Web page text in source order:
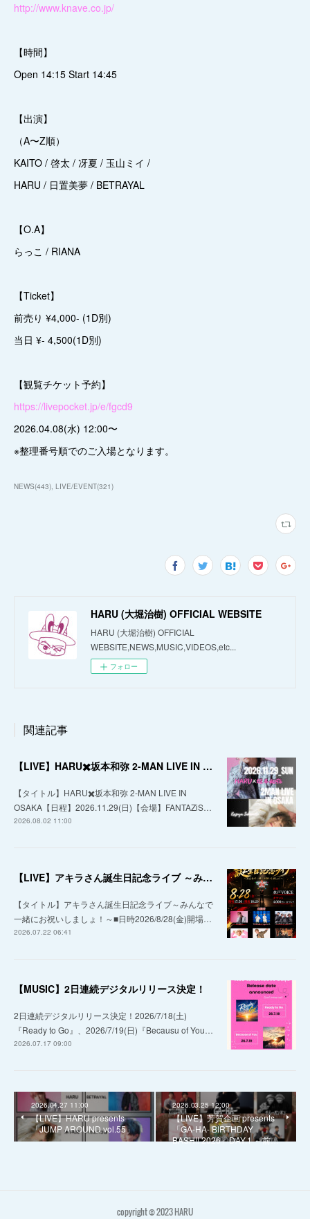
http://www.knave.co.jp/
【時間】
Open 14:15 Start 14:45
【出演】
（A〜Z順）
KAITO / 啓太 / 冴夏 / 玉山ミイ /
HARU / 日置美夢 / BETRAYAL
【O.A】
らっこ / RIANA
【Ticket】
前売り ¥4,000- (1D別)
当日 ¥- 4,500(1D別)
【観覧チケット予約】
https://livepocket.jp/e/fgcd9
2026.04.08(水) 12:00〜
※整理番号順でのご入場となります。
NEWS(443) LIVE/EVENT(321)
HARU (大堀治樹) OFFICIAL WEBSITE
HARU (大堀治樹) OFFICIAL
WEBSITE,NEWS,MUSIC,VIDEOS,etc...
フォロー
関連記事
【LIVE】HARU✖️坂本和弥 2-MAN LIVE IN OSAKA
【タイトル】HARU✖️坂本和弥 2-MAN LIVE IN
OSAKA【日程】2026.11.29(日)【会場】FANTAZiS…
2026.08.02 11:00
【LIVE】アキラさん誕生日記念ライブ ～みんなで一緒にお祝いしましょ！～
【タイトル】アキラさん誕生日記念ライブ～みんなで
一緒にお祝いしましょ！～■日時2026/8/28(金)開場…
2026.07.22 06:41
【MUSIC】2日連続デジタルリリース決定！
2日連続デジタルリリース決定！2026/7/18(土)
『Ready to Go』、2026/7/19(日)『Becausu of You…
2026.07.17 09:00
2026.04.27 11:00
【LIVE】HARU presents
「JUMP AROUND vol.55」
2026.03.25 12:00
【LIVE】芳賀企画 presents
「GA-HA- BIRTHDAY
BASH!! 2026」DAY.1 ～前…
copyright © 2023 HARU